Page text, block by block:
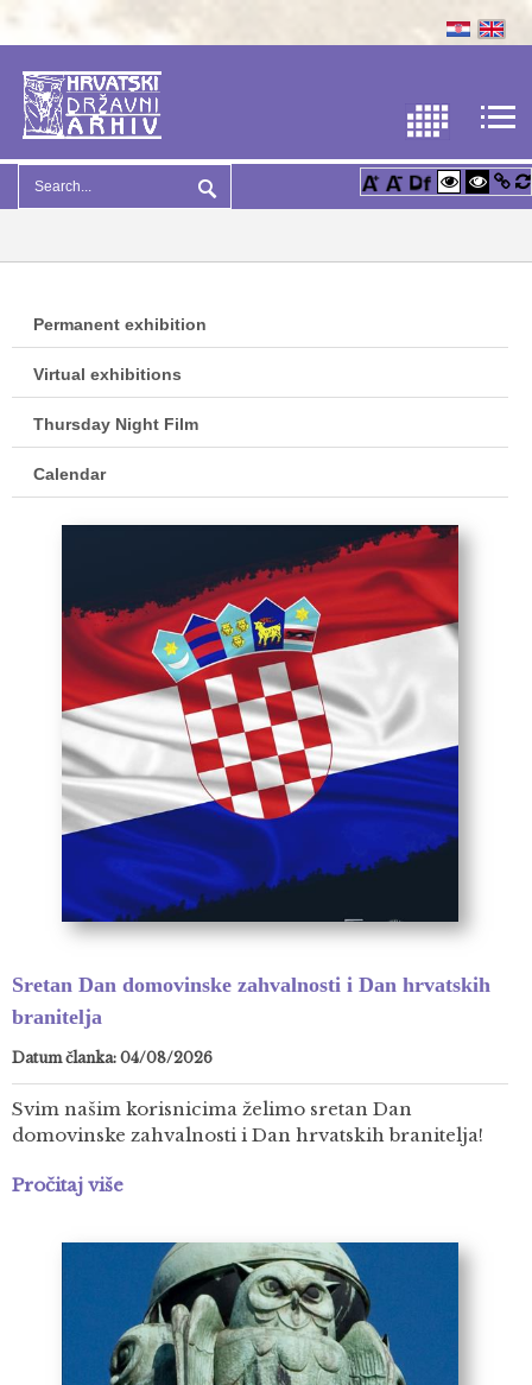
Permanent exhibition
Virtual exhibitions
Thursday Night Film
Calendar
Sretan Dan domovinske zahvalnosti i Dan hrvatskih
branitelja
Datum članka: 04/08/2026
Svim našim korisnicima želimo sretan Dan
domovinske zahvalnosti i Dan hrvatskih branitelja!
Pročitaj više